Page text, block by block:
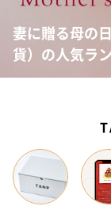
妻に贈る母の
貨）の人気ラ